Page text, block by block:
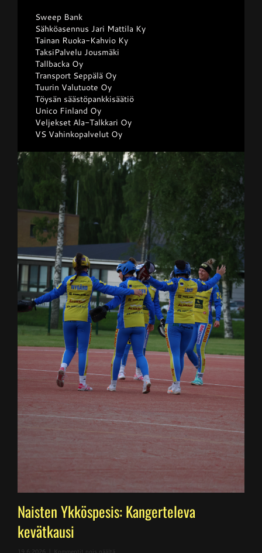
Sweep Bank
Sähköasennus Jari Mattila Ky
Tainan Ruoka-Kahvio Ky
TaksiPalvelu Jousmäki
Tallbacka Oy
Transport Seppälä Oy
Tuurin Valutuote Oy
Töysän säästöpankkisäätiö
Unico Finland Oy
Veljekset Ala-Talkkari Oy
VS Vahinkopalvelut Oy
Naisten Ykköspesis: Kangerteleva
kevätkausi
19.6.2026 Kommentit pois päältä